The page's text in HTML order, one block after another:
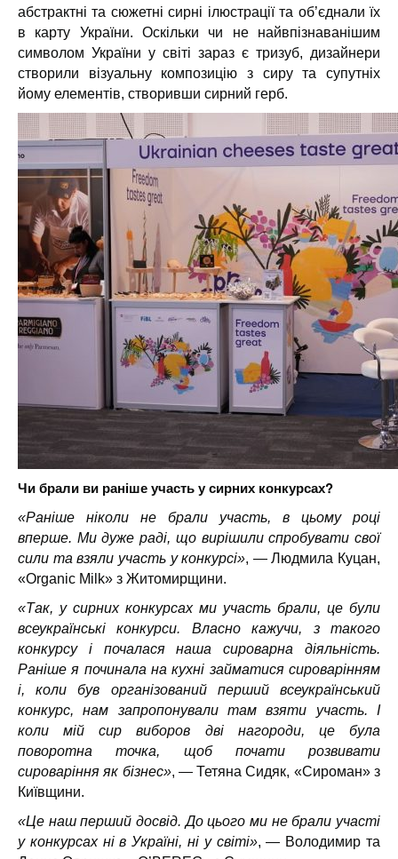
абстрактні та сюжетні сирні ілюстрації та об’єднали їх
в карту України. Оскільки чи не найвпізнаванішим
символом України у світі зараз є тризуб, дизайнери
створили візуальну композицію з сиру та супутніх
йому елементів, створивши сирний герб.
Чи брали ви раніше участь у сирних конкурсах?
«Раніше ніколи не брали участь, в цьому році
вперше. Ми дуже раді, що вирішили спробувати свої
сили та взяли участь у конкурсі», — Людмила Куцан,
«Organic Milk» з Житомирщини.
«Так, у сирних конкурсах ми участь брали, це були
всеукраїнські конкурси. Власно кажучи, з такого
конкурсу і почалася наша сироварна діяльність.
Раніше я починала на кухні займатися сироварінням
і, коли був організований перший всеукраїнський
конкурс, нам запропонували там взяти участь. І
коли мій сир виборов дві нагороди, це була
поворотна точка, щоб почати розвивати
сироваріння як бізнес», — Тетяна Сидяк, «Сироман» з
Київщини.
«Це наш перший досвід. До цього ми не брали участі
у конкурсах ні в Україні, ні у світі», — Володимир та